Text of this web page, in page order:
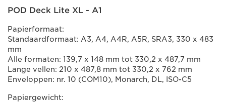
POD Deck Lite XL - A1
Papierformaat:
Standaardformaat: A3, A4, A4R, A5R, SRA3, 330 x 483
mm
Alle formaten: 139,7 x 148 mm tot 330,2 x 487,7 mm
Lange vellen: 210 x 487,8 mm tot 330,2 x 762 mm
Enveloppen: nr. 10 (COM10), Monarch, DL, ISO-C5
Papiergewicht: